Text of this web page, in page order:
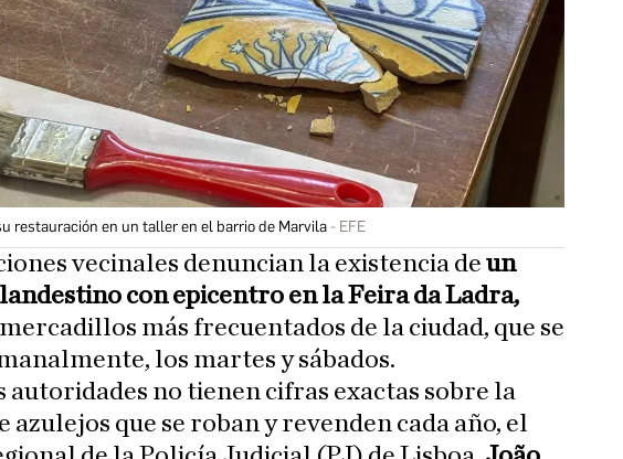
restauración en un taller en el barrio de Marvila EFE
vecinales denuncian la existencia de un
con epicentro en la Feira da Ladra,
más frecuentados de la ciudad, que se
los martes y sábados.
autoridades no tienen cifras exactas sobre la
azulejos que se roban y revenden cada año, el